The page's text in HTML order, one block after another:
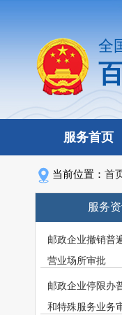
全
服务首页
当前位置： 首
服务
邮政企业撤销普
营业场所审批
邮政企业停限办
和特殊服务业务